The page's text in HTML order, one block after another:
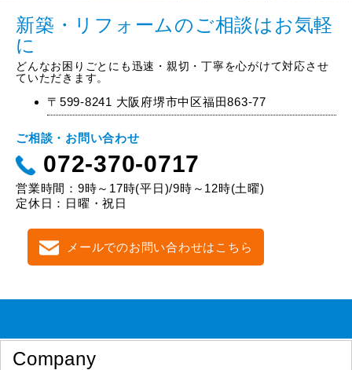
新築・リフォームのご相談はお気軽
に
どんなお困りごとにも迅速・親切・丁寧を心がけて対応させ
ていただきます。
〒599-8241 大阪府堺市中区福田863-77
ご相談・お問い合わせ
072-370-0717
営業時間：9時～17時(平日)/9時～12時(土曜)
定休日：日曜・祝日
メールでのお問い合わせはこちら
Company